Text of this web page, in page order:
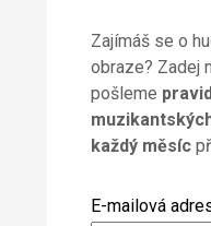
Zajímáš se o
obraze? Zadej
pošleme
každý měsíc
E-mailová